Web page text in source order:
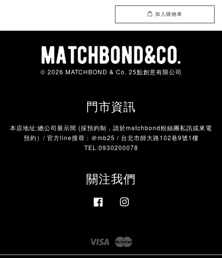
加入購物車
© 2026 MATCHBOND & Co. 25點創意有限公司
門市資訊
本店地址:總公司展示間 (採預約制，請於matchbond粉絲團私訊或來電
預約）/ 官方line搜尋：＠mb25 / 台北市師大路102巷9號1樓
TEL:0930200078
關注我們
Facebook
Visa